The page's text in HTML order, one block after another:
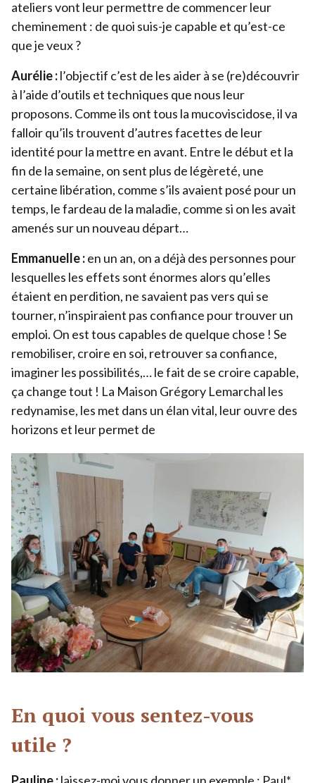
ateliers vont leur permettre de commencer leur
cheminement : de quoi suis-je capable et qu’est-ce
que je veux ?
Aurélie :l’objectif c’est de les aider à se (re)découvrir
à l’aide d’outils et techniques que nous leur
proposons. Comme ils ont tous la mucoviscidose, il va
falloir qu’ils trouvent d’autres facettes de leur
identité pour la mettre en avant. Entre le début et la
fin de la semaine, on sent plus de légèreté, une
certaine libération, comme s’ils avaient posé pour un
temps, le fardeau de la maladie, comme si on les avait
amenés sur un nouveau départ…
Emmanuelle :en un an, on a déjà des personnes pour
lesquelles les effets sont énormes alors qu’elles
étaient en perdition, ne savaient pas vers qui se
tourner, n’inspiraient pas confiance pour trouver un
emploi. On est tous capables de quelque chose ! Se
remobiliser, croire en soi, retrouver sa confiance,
imaginer les possibilités,… le fait de se croire capable,
ça change tout ! La Maison Grégory Lemarchal les
redynamise, les met dans un élan vital, leur ouvre des
horizons et leur permet de
En quoi vous sentez-vous
utile ?